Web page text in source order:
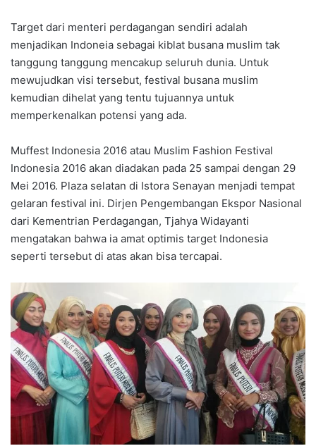
Target dari menteri perdagangan sendiri adalah
menjadikan Indoneia sebagai kiblat busana muslim tak
tanggung tanggung mencakup seluruh dunia. Untuk
mewujudkan visi tersebut, festival busana muslim
kemudian dihelat yang tentu tujuannya untuk
memperkenalkan potensi yang ada.
Muffest Indonesia 2016 atau Muslim Fashion Festival
Indonesia 2016 akan diadakan pada 25 sampai dengan 29
Mei 2016. Plaza selatan di Istora Senayan menjadi tempat
gelaran festival ini. Dirjen Pengembangan Ekspor Nasional
dari Kementrian Perdagangan, Tjahya Widayanti
mengatakan bahwa ia amat optimis target Indonesia
seperti tersebut di atas akan bisa tercapai.